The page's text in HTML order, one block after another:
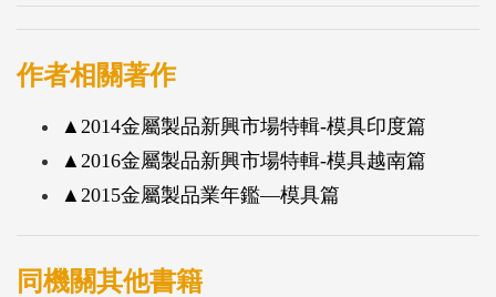
作者相關著作
▲2014金屬製品新興市場特輯-模具印度篇
▲2016金屬製品新興市場特輯-模具越南篇
▲2015金屬製品業年鑑—模具篇
同機關其他書籍